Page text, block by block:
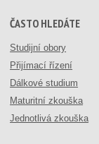
ČASTO HLEDÁTE
Studijní obory
Přijímací řízení
Dálkové studium
Maturitní zkouška
Jednotlivá zkouška